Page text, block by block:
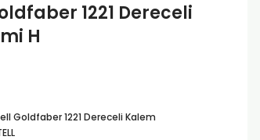
1221 Dereceli
H
Goldfaber 1221 Dereceli Kalem